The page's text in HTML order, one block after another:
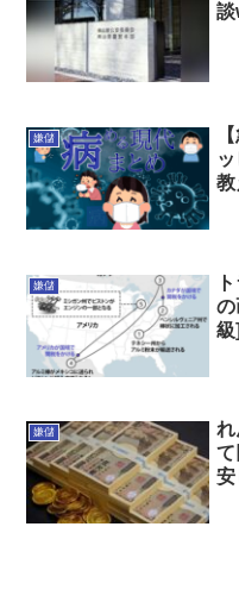
嫌儲
教
嫌儲
の
級]
嫌儲
れ
て
安